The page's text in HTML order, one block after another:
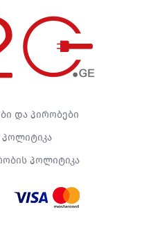
და პირობები
პოლიტიკა
პოლიტიკა